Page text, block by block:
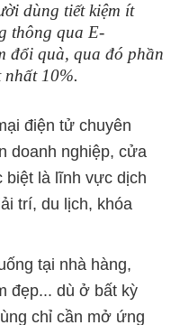
dùng tiết kiệm ít
thông qua E-
đổi quà, qua đó phần
nhất 10%.
điện tử chuyên
doanh nghiệp, cửa
biệt là lĩnh vực dịch
trí, du lịch, khóa
tại nhà hàng,
đẹp... dù ở bất kỳ
chỉ cần mở ứng